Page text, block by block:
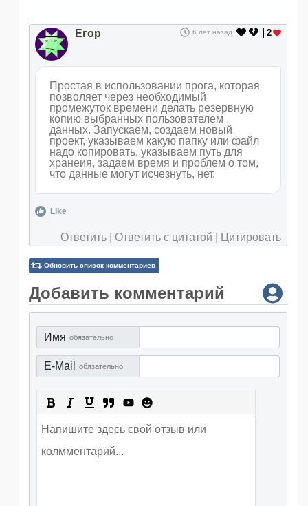
2
Егор 6 лет назад
Простая в использовании прога, которая
позволяет через необходимый
промежуток времени делать резервную
копию выбранных пользователем
данных. Запускаем, создаем новый
проект, указываем какую папку или файл
надо копировать, указываем путь для
хранеия, задаем время и проблем о том,
что данные могут исчезнуть, нет.
Like
Ответить Ответить с цитатой Цитировать
Обновить список комментариев
Добавить комментарий
Имя обязательно
E-Mail обязательно